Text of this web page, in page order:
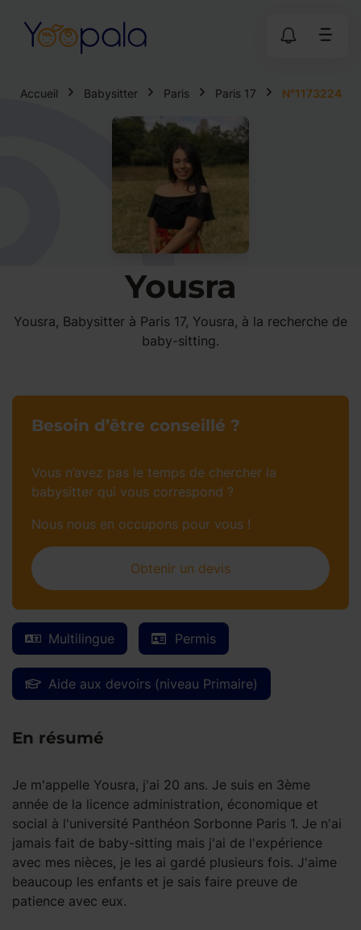
Accueil Babysitter Paris Paris 17 N°1173224
Yousra
Yousra, Babysitter à Paris 17, Yousra, à la recherche de
baby-sitting.
Multilingue Permis
Aide aux devoirs (niveau Primaire)
En résumé
Je m'appelle Yousra, j'ai 20 ans. Je suis en 3ème
année de la licence administration, économique et
social à l'université Panthéon Sorbonne Paris 1. Je n'ai
jamais fait de baby-sitting mais j'ai de l'expérience
avec mes nièces, je les ai gardé plusieurs fois. J'aime
beaucoup les enfants et je sais faire preuve de
patience avec eux.
Besoin d’être conseillé ?
Vous n’avez pas le temps de chercher la
babysitter qui vous correspond ?
Nous nous en occupons pour vous !
Obtenir un devis